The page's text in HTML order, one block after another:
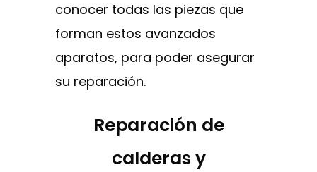
conocer todas las piezas que
forman estos avanzados
aparatos, para poder asegurar
su reparación.
Reparación de
calderas y